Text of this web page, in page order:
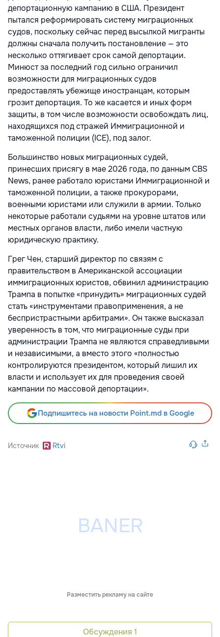
депортационную кампанию в США. Президент
пытался реформировать систему миграционных
судов, поскольку сейчас перед высылкой мигранты
должны сначала получить постановление — это
несколько оттягивает срок самой депортации.
Минюст за последний год сильно ограничил
возможности для миграционных судов
предоставлять убежище иностранцам, которым
грозит депортация. То же касается и иных форм
защиты, в том числе возможности освобождать лиц,
находящихся под стражей Иммиграционной и
таможенной полиции (ICE), под залог.
Большинство новых миграционных судей,
принесших присягу в мае 2026 года, по данным CBS
News, ранее работало юристами Иммиграционной и
таможенной полиции, а также прокурорами,
военными юристами или служили в армии. Только
некоторые работали судьями на уровне штатов или
местных органов власти, либо имели частную
юридическую практику.
Грег Чен, старший директор по связям с
правительством в Американской ассоциации
иммиграционных юристов, обвинил администрацию
Трампа в попытке «принудить» миграционных судей
стать «инструментами правоприменения, а не
беспристрастными арбитрами». Он также высказал
уверенность в том, что миграционные суды при
администрации Трампа не являются справедливыми
и независимыми, а вместо этого «полностью
контролируются президентом, который лишил их
власти и использует их для проведения своей
кампании по массовой депортации».
Подпишитесь на новости Point.md в Google
Источник Rtvi
Разместить рекламу на сайте
Обсуждения 1